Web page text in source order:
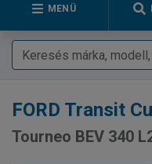
MENÜ
FORD Transit
Tourneo BEV 340